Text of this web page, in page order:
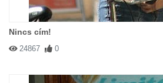
Nincs cím!
24867 0